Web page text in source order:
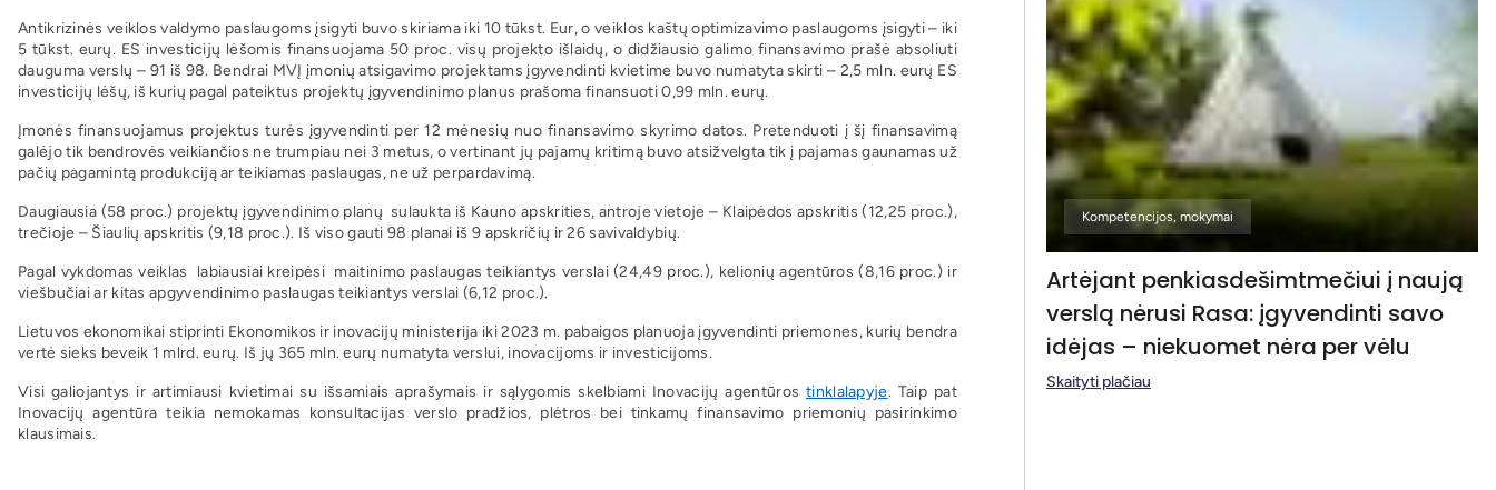
Antikrizinės veiklos valdymo paslaugoms įsigyti buvo skiriama iki 10 tūkst. Eur, o veiklos kaštų optimizavimo paslaugoms įsigyti – iki
5 tūkst. eurų. ES investicijų lėšomis finansuojama 50 proc. visų projekto išlaidų, o didžiausio galimo finansavimo prašė absoliuti
dauguma verslų – 91 iš 98. Bendrai MVĮ įmonių atsigavimo projektams įgyvendinti kvietime buvo numatyta skirti – 2,5 mln. eurų ES
investicijų lėšų, iš kurių pagal pateiktus projektų įgyvendinimo planus prašoma finansuoti 0,99 mln. eurų.
Įmonės finansuojamus projektus turės įgyvendinti per 12 mėnesių nuo finansavimo skyrimo datos. Pretenduoti į šį finansavimą
galėjo tik bendrovės veikiančios ne trumpiau nei 3 metus, o vertinant jų pajamų kritimą buvo atsižvelgta tik į pajamas gaunamas už
pačių pagamintą produkciją ar teikiamas paslaugas, ne už perpardavimą.
Daugiausia (58 proc.) projektų įgyvendinimo planų sulaukta iš Kauno apskrities, antroje vietoje – Klaipėdos apskritis (12,25 proc.),
trečioje – Šiaulių apskritis (9,18 proc.). Iš viso gauti 98 planai iš 9 apskričių ir 26 savivaldybių.
Pagal vykdomas veiklas labiausiai kreipėsi maitinimo paslaugas teikiantys verslai (24,49 proc.), kelionių agentūros (8,16 proc.) ir
viešbučiai ar kitas apgyvendinimo paslaugas teikiantys verslai (6,12 proc.).
Lietuvos ekonomikai stiprinti Ekonomikos ir inovacijų ministerija iki 2023 m. pabaigos planuoja įgyvendinti priemones, kurių bendra
vertė sieks beveik 1 mlrd. eurų. Iš jų 365 mln. eurų numatyta verslui, inovacijoms ir investicijoms.
Visi galiojantys ir artimiausi kvietimai su išsamiais aprašymais ir sąlygomis skelbiami Inovacijų agentūrostinklalapyje. Taip pat
Inovacijų agentūra teikia nemokamas konsultacijas verslo pradžios, plėtros bei tinkamų finansavimo priemonių pasirinkimo
klausimais.
Kompetencijos, mokymai
Artėjant penkiasdešimtmečiui į naują
verslą nėrusi Rasa: įgyvendinti savo
idėjas – niekuomet nėra per vėlu
Skaityti plačiau